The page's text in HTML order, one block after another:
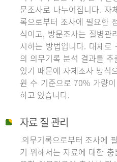
문조사로 나누어집니다. 자
록으로부터 조사에 필요한
식이고, 방문조사는 질병관
시하는 방법입니다. 대체로
의 의무기록 분석 결과를
있기 때문에 자체조사 방식
원 수 기준으로 70% 가량
하고 있습니다.
자료 질 관리
의무기록으로부터 조사에
기 위해서는 자료에 대한